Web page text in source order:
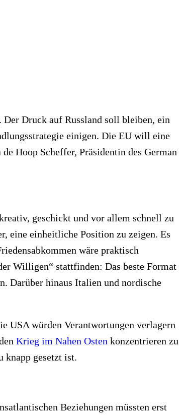
Druck auf Russland soll bleiben, ein
einigen. Die EU will eine
Hoop Scheffer, Präsidentin des German
geschickt und vor allem schnell zu
eine einheitliche Position zu zeigen. Es
wäre praktisch
Willigen“ stattfinden: Das beste Format
Darüber hinaus Italien und nordische
USA würden Verantwortungen verlagern
Krieg im Nahen Osten konzentrieren zu
knapp gesetzt ist.
Beziehungen müssten erst